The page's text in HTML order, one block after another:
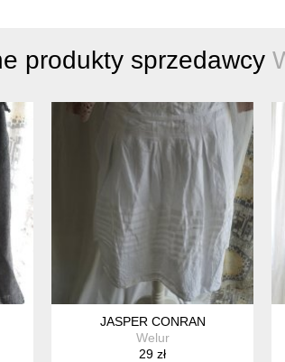
produkty sprzedawcy
JASPER CONRAN
Welur
29 zł